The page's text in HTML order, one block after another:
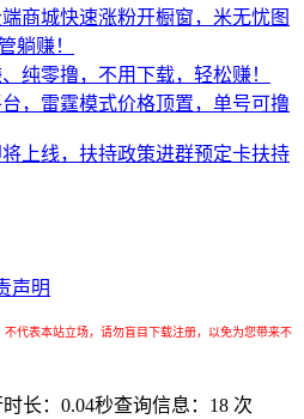
商城快速涨粉开橱窗，米无忧图
躺赚！
纯零撸，不用下载，轻松赚！
，雷霆模式价格顶置，单号可撸
上线，扶持政策进群预定卡扶持
声明
代表本站立场，请勿盲目下载注册，以免为您带来不
长：0.04秒查询信息：18 次